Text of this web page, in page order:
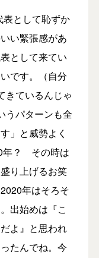
として恥ずか
い緊張感があ
として来てい
です。（自分
きているんじゃ
パターンも全
」と威勢よく
年？ その時は
り上げるお笑
年はそろそ
出始めは『こ
よ』と思われ
たんでね。今